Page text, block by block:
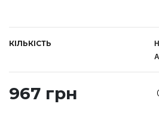
КІЛЬКІСТЬ
967 грн